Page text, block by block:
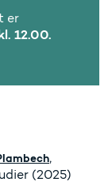
er
12.00.
,
(2025)